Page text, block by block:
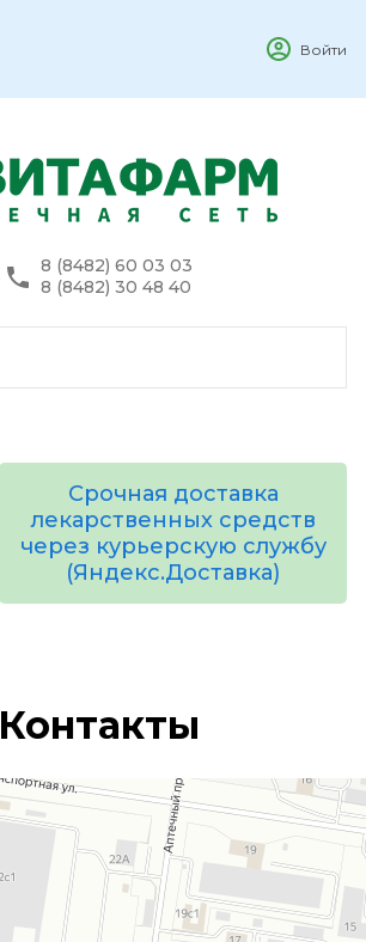
Войти
8 (8482) 60 03 03
8 (8482) 30 48 40
Срочная доставка
лекарственных средств
через курьерскую службу
(Яндекс.Доставка)
Контакты